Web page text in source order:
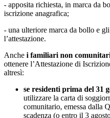
- apposita richiesta, in marca da
iscrizione anagrafica;
- una ulteriore marca da bollo e
l’attestazione.
Anche i familiari non
ottenere l’Attestazione di
altresì:
se residenti prima del 31
utilizzare la carta di
comunitario, emessa dalla
scadenza (o entro il 3